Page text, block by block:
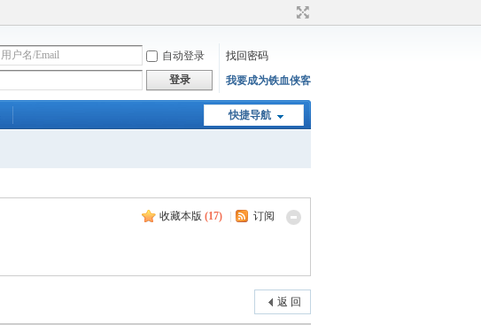
自动登录
找回密码
登录 我要成为铁血侠客
快捷导航
收藏本版 (17) 订阅
返 回